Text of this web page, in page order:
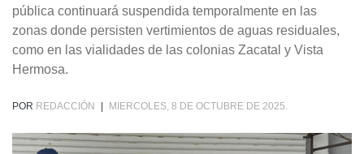
pública continuará suspendida temporalmente en las
zonas donde persisten vertimientos de aguas residuales,
como en las vialidades de las colonias Zacatal y Vista
Hermosa.
POR REDACCIÓN MIERCOLES, 8 DE OCTUBRE DE 2025.